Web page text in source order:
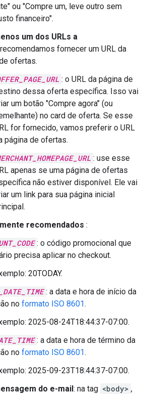
ou "Compre um, leve outro sem
financeiro".
um dos URLs a
fornecer um URL da
ofertas.
: o URL da página de
dessa oferta específica. Isso vai
um botão "Compre agora" (ou
no card de oferta. Se esse
for fornecido, vamos preferir o URL
página de ofertas.
: use esse
apenas se uma página de ofertas
não estiver disponível. Ele vai
um link para sua página inicial
recomendados :
: o código promocional que
precisa aplicar no checkout.
20TODAY.
: a data e hora de início da
no formato ISO 8601.
2025-08-24T18:44:37-07:00.
: a data e hora de término da
no formato ISO 8601.
2025-09-23T18:44:37-07:00.
do e-mail : na tag <body> ,